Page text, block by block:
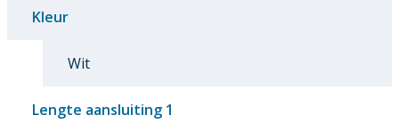
Kleur
Wit
Lengte aansluiting 1